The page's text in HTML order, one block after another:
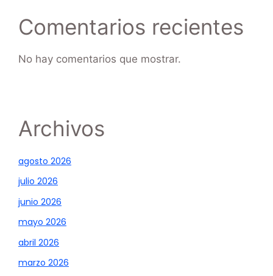
Comentarios recientes
No hay comentarios que mostrar.
Archivos
agosto 2026
julio 2026
junio 2026
mayo 2026
abril 2026
marzo 2026